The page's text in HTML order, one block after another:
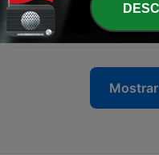
58 - 35 - Gonzalo Benítez
17 ago. 2023